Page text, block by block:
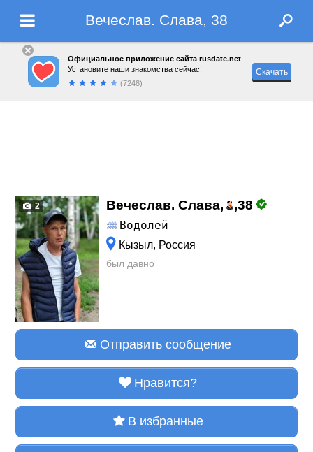
Вечеслав. Слава, 38
Официальное приложение сайта rusdate.net
Установите наши знакомства сейчас!
(7248)
Скачать
2 Вечеслав. Слава, ,38
Водолей
Кызыл, Россия
был давно
Отправить сообщение
Нравится?
В избранные